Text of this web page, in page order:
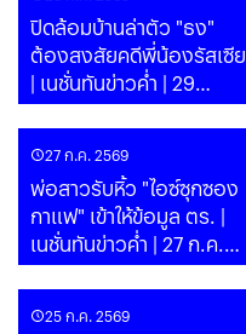
ปิดล้อมบ้านล่าตัว "ธง"
ต้องสงสัยคดีพี่น้องรัสเซีย
| เนชั่นทันข่าวค่ำ | 29
ก.ค.69 | PART
27 ก.ค. 2569
พ่อสาวรับหิ้ว "ไอซ์ซุกซอง
กาแฟ" เข้าให้ข้อมูล ตร. |
เนชั่นทันข่าวค่ำ | 27 ก.ค.69
| PART
25 ก.ค. 2569